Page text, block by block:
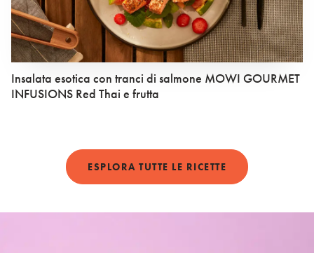
Insalata esotica con tranci di salmone MOWI GOURMET
INFUSIONS Red Thai e frutta
ESPLORA TUTTE LE RICETTE